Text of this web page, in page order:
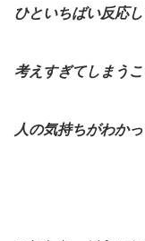
ひといちばい反応し
考えすぎてしまうこ
人の気持ちがわか